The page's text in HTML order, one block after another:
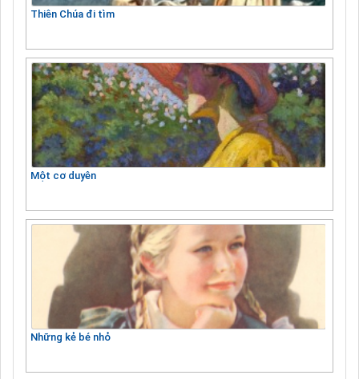
Thiên Chúa đi tìm
Một cơ duyên
Những kẻ bé nhỏ